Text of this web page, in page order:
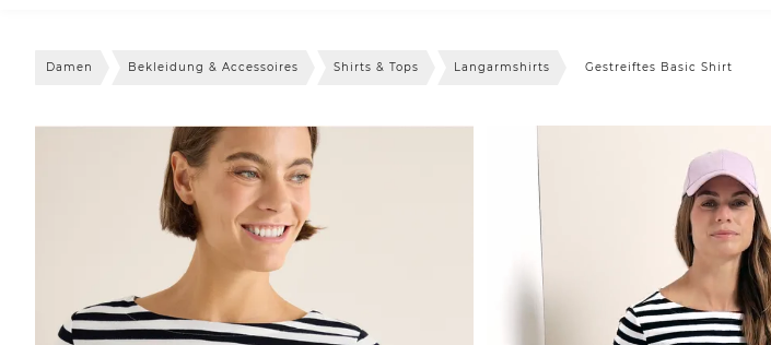
Damen Bekleidung & Accessoires Shirts & Tops Langarmshirts Gestreiftes Basic Shirt